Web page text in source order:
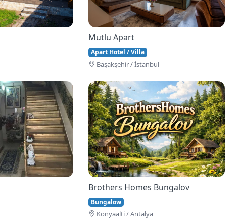
Mutlu Apart
Apart Hotel / Villa
Başakşehi̇r / İstanbul
Brothers Homes Bungalov
Bungalow
Konyaalti / Antalya